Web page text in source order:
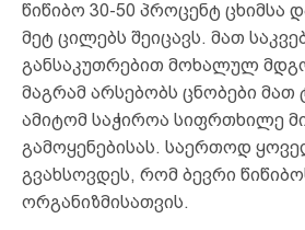
წიწიბო 30-50 პროცენტ ცხიმსა
მეტ ცილებს შეიცავს. მათ
განსაკუთრებით მოხალულ
მაგრამ არსებობს ცნობები მათ
ამიტომ საჭიროა სიფრთხილე
გამოყენებისას. საერთოდ
გვახსოვდეს, რომ ბევრი
ორგანიზმისათვის.